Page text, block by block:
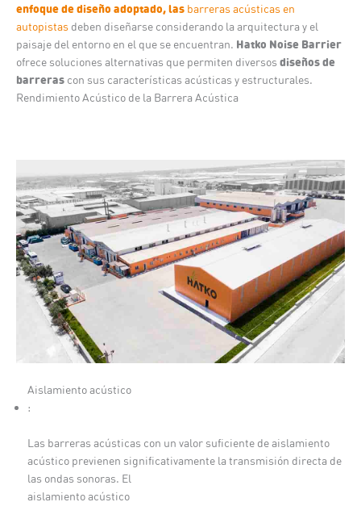
enfoque de diseño adoptado, las barreras acústicas en
autopistas deben diseñarse considerando la arquitectura y el
paisaje del entorno en el que se encuentran. Hatko Noise Barrier
ofrece soluciones alternativas que permiten diversos diseños de
barreras con sus características acústicas y estructurales.
Rendimiento Acústico de la Barrera Acústica
Aislamiento acústico
:
Las barreras acústicas con un valor suficiente de aislamiento
acústico previenen significativamente la transmisión directa de
las ondas sonoras. El
aislamiento acústico